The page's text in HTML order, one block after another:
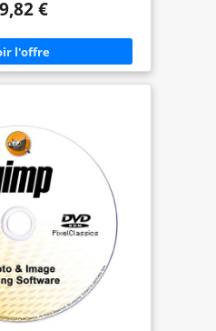
image, puis saisissez la
vos photos avec l’IA.
à d’anciennes images en
plis et les traces d’usure.
disparaître n’importe quel
les supprimer en toute
- Accédez facilement aux
gratuits. Donnez une
à vos photos grâce à des
gratuits pour les réseaux
les affiches, etc.
€